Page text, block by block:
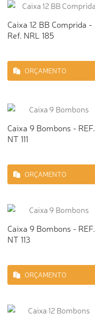
Caixa 12 BB Comprida -
Ref. NRL 185
ORÇAMENTO
Caixa 9 Bombons - REF.
NT 111
ORÇAMENTO
Caixa 9 Bombons - REF.
NT 113
ORÇAMENTO